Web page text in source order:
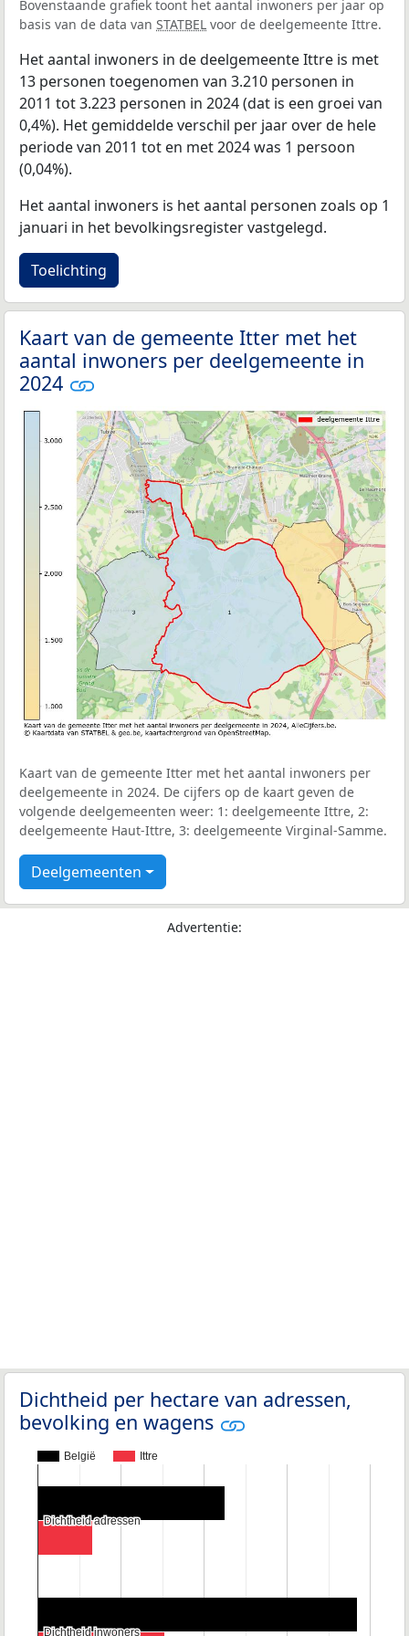
Bovenstaande grafiek toont het aantal inwoners per jaar op
basis van de data van STATBEL voor de deelgemeente Ittre.
Het aantal inwoners in de deelgemeente Ittre is met
13 personen toegenomen van 3.210 personen in
2011 tot 3.223 personen in 2024 (dat is een groei van
0,4%). Het gemiddelde verschil per jaar over de hele
periode van 2011 tot en met 2024 was 1 persoon
(0,04%).
Het aantal inwoners is het aantal personen zoals op 1
januari in het bevolkingsregister vastgelegd.
Toelichting
Kaart van de gemeente Itter met het
aantal inwoners per deelgemeente in
2024
Kaart van de gemeente Itter met het aantal inwoners per
deelgemeente in 2024. De cijfers op de kaart geven de
volgende deelgemeenten weer: 1: deelgemeente Ittre, 2:
deelgemeente Haut-Ittre, 3: deelgemeente Virginal-Samme.
Deelgemeenten
Advertentie:
Dichtheid per hectare van adressen,
bevolking en wagens
België Ittre
Dichtheid adressen
Dichtheid adressen
Dichtheid inwoners
Dichtheid inwoners